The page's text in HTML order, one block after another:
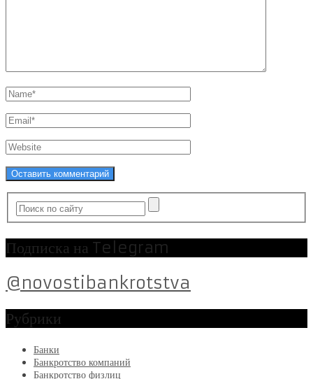
Подписка на Telegram
@novostibankrotstva
Рубрики
Банки
Банкротство компаний
Банкротство физлиц